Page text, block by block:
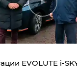
EVOLUTE